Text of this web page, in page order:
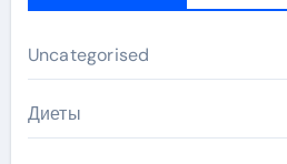
Uncategorised
Диеты